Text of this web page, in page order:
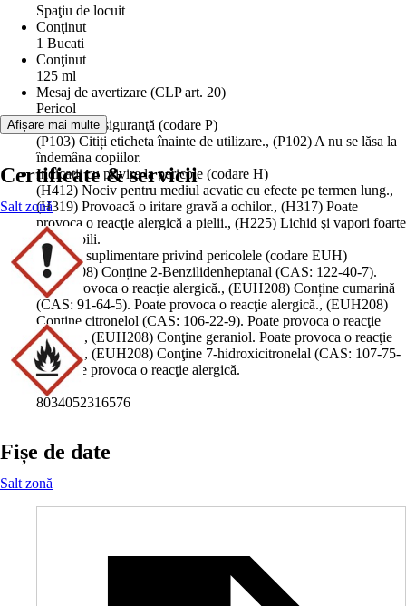
Spaţiu de locuit
Conţinut
1 Bucati
Conţinut
125 ml
Mesaj de avertizare (CLP art. 20)
Pericol
Indicaţii de siguranţă (codare P)
(P103) Citiți eticheta înainte de utilizare., (P102) A nu se lăsa la
îndemâna copiilor.
Indicaţii cu privire la pericole (codare H)
(H412) Nociv pentru mediul acvatic cu efecte pe termen lung.,
(H319) Provoacă o iritare gravă a ochilor., (H317) Poate
provoca o reacţie alergică a pielii., (H225) Lichid şi vapori foarte
inflamabili.
Indicații suplimentare privind pericolele (codare EUH)
(EUH208) Conține 2-Benzilidenheptanal (CAS: 122-40-7).
Poate provoca o reacţie alergică., (EUH208) Conține cumarină
(CAS: 91-64-5). Poate provoca o reacţie alergică., (EUH208)
Conţine citronelol (CAS: 106-22-9). Poate provoca o reacţie
alergică., (EUH208) Conţine geraniol. Poate provoca o reacţie
alergică., (EUH208) Conţine 7-hidroxicitronelal (CAS: 107-75-
5). Poate provoca o reacţie alergică.
EAN
8034052316576
Afișare mai multe
Certificate & servicii
Salt zonă
Fișe de date
Salt zonă